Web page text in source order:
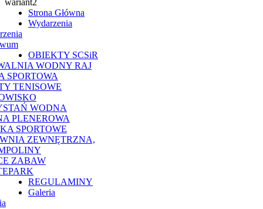
Strona Główna
Wydarzenia
OBIEKTY SCSiR
WODNY RAJ
SPORTOWA
TENISOWE
WODNA
PLENEROWA
SPORTOWE
ZEWNĘTRZNA,
ZABAW
REGULAMINY
Galeria